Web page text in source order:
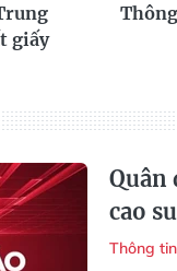
giấy
Quân
cao
Thông